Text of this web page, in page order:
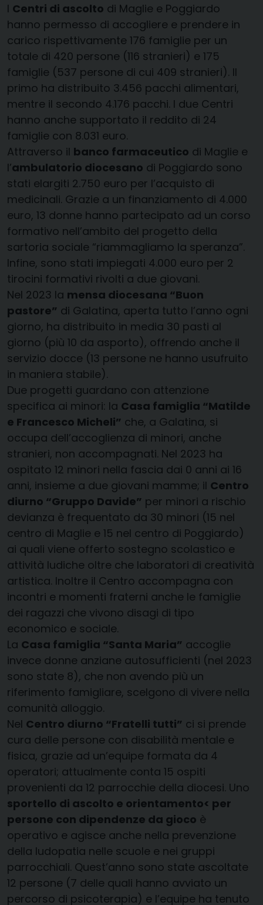
I Centri di ascolto di Maglie e Poggiardo
hanno permesso di accogliere e prendere in
carico rispettivamente 176 famiglie per un
totale di 420 persone (116 stranieri) e 175
famiglie (537 persone di cui 409 stranieri). Il
primo ha distribuito 3.456 pacchi alimentari,
mentre il secondo 4.176 pacchi. I due Centri
hanno anche supportato il reddito di 24
famiglie con 8.031 euro.
Attraverso il banco farmaceutico di Maglie e
l’ambulatorio diocesano di Poggiardo sono
stati elargiti 2.750 euro per l’acquisto di
medicinali. Grazie a un finanziamento di 4.000
euro, 13 donne hanno partecipato ad un corso
formativo nell’ambito del progetto della
sartoria sociale “riammagliamo la speranza”.
Infine, sono stati impiegati 4.000 euro per 2
tirocini formativi rivolti a due giovani.
Nel 2023 la mensa diocesana “Buon
pastore” di Galatina, aperta tutto l’anno ogni
giorno, ha distribuito in media 30 pasti al
giorno (più 10 da asporto), offrendo anche il
servizio docce (13 persone ne hanno usufruito
in maniera stabile).
Due progetti guardano con attenzione
specifica ai minori: la Casa famiglia “Matilde
e Francesco Micheli” che, a Galatina, si
occupa dell’accoglienza di minori, anche
stranieri, non accompagnati. Nel 2023 ha
ospitato 12 minori nella fascia dai 0 anni ai 16
anni, insieme a due giovani mamme; il Centro
diurno “Gruppo Davide” per minori a rischio
devianza è frequentato da 30 minori (15 nel
centro di Maglie e 15 nel centro di Poggiardo)
ai quali viene offerto sostegno scolastico e
attività ludiche oltre che laboratori di creatività
artistica. Inoltre il Centro accompagna con
incontri e momenti fraterni anche le famiglie
dei ragazzi che vivono disagi di tipo
economico e sociale.
La Casa famiglia “Santa Maria” accoglie
invece donne anziane autosufficienti (nel 2023
sono state 8), che non avendo più un
riferimento famigliare, scelgono di vivere nella
comunità alloggio.
Nel Centro diurno “Fratelli tutti” ci si prende
cura delle persone con disabilità mentale e
fisica, grazie ad un’equipe formata da 4
operatori; attualmente conta 15 ospiti
provenienti da 12 parrocchie della diocesi. Uno
sportello di ascolto e orientamento< per
persone con dipendenze da gioco è
operativo e agisce anche nella prevenzione
della ludopatia nelle scuole e nei gruppi
parrocchiali. Quest’anno sono state ascoltate
12 persone (7 delle quali hanno avviato un
percorso di psicoterapia) e l’equipe ha tenuto